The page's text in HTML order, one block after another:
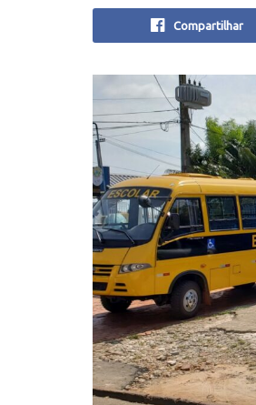
Compartilhar